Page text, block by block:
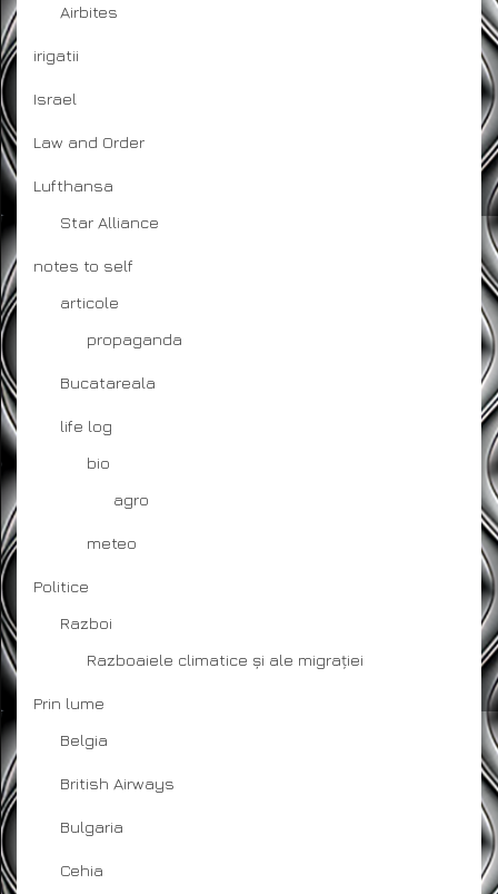
Airbites
irigatii
Israel
Law and Order
Lufthansa
Star Alliance
notes to self
articole
propaganda
Bucatareala
life log
bio
agro
meteo
Politice
Razboi
Razboaiele climatice și ale migrației
Prin lume
Belgia
British Airways
Bulgaria
Cehia